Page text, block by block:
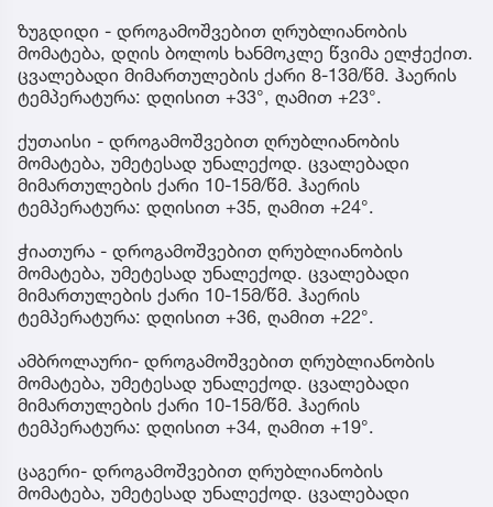
ზუგდიდი - დროგამოშვებით ღრუბლიანობის
მომატება, დღის ბოლოს ხანმოკლე წვიმა ელჭექით.
ცვალებადი მიმართულების ქარი 8-13მ/წმ. ჰაერის
ტემპერატურა: დღისით +33°, ღამით +23°.
ქუთაისი - დროგამოშვებით ღრუბლიანობის
მომატება, უმეტესად უნალექოდ. ცვალებადი
მიმართულების ქარი 10-15მ/წმ. ჰაერის
ტემპერატურა: დღისით +35, ღამით +24°.
ჭიათურა - დროგამოშვებით ღრუბლიანობის
მომატება, უმეტესად უნალექოდ. ცვალებადი
მიმართულების ქარი 10-15მ/წმ. ჰაერის
ტემპერატურა: დღისით +36, ღამით +22°.
ამბროლაური- დროგამოშვებით ღრუბლიანობის
მომატება, უმეტესად უნალექოდ. ცვალებადი
მიმართულების ქარი 10-15მ/წმ. ჰაერის
ტემპერატურა: დღისით +34, ღამით +19°.
ცაგერი- დროგამოშვებით ღრუბლიანობის
მომატება, უმეტესად უნალექოდ. ცვალებადი